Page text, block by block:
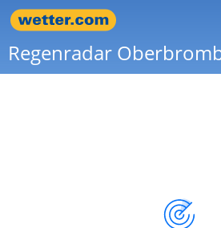
Regenradar